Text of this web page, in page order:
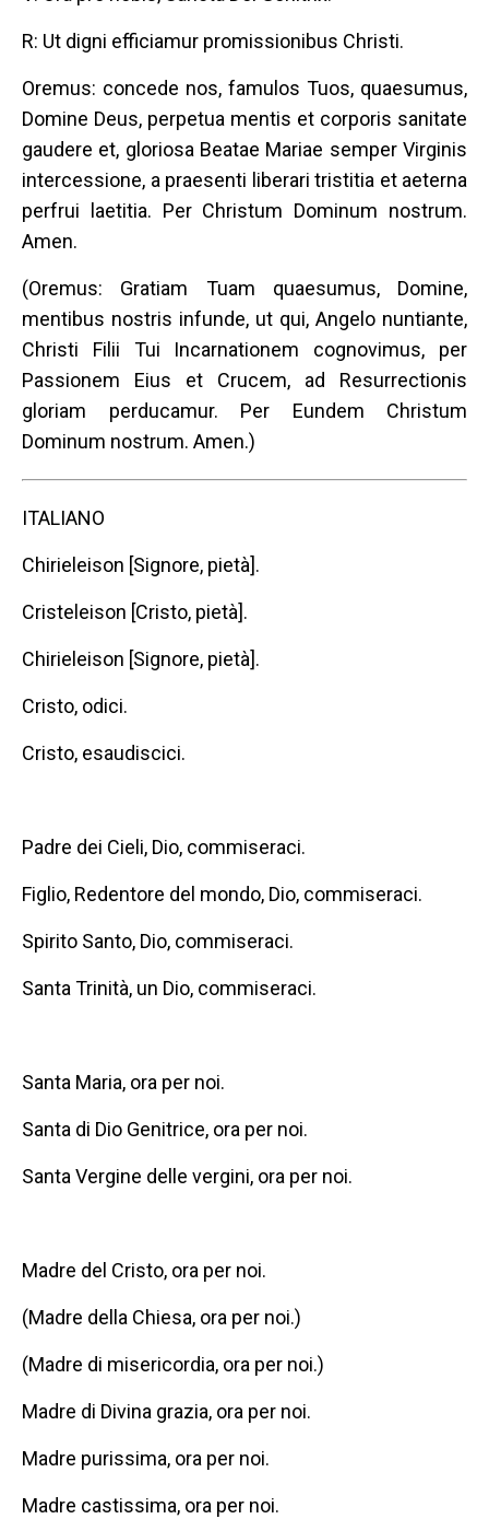
R: Ut digni efficiamur promissionibus Christi.
Oremus: concede nos, famulos Tuos, quaesumus,
Domine Deus, perpetua mentis et corporis sanitate
gaudere et, gloriosa Beatae Mariae semper Virginis
intercessione, a praesenti liberari tristitia et aeterna
perfrui laetitia. Per Christum Dominum nostrum.
Amen.
(Oremus: Gratiam Tuam quaesumus, Domine,
mentibus nostris infunde, ut qui, Angelo nuntiante,
Christi Filii Tui Incarnationem cognovimus, per
Passionem Eius et Crucem, ad Resurrectionis
gloriam perducamur. Per Eundem Christum
Dominum nostrum. Amen.)
ITALIANO
Chirieleison [Signore, pietà].
Cristeleison [Cristo, pietà].
Chirieleison [Signore, pietà].
Cristo, odici.
Cristo, esaudiscici.
Padre dei Cieli, Dio, commiseraci.
Figlio, Redentore del mondo, Dio, commiseraci.
Spirito Santo, Dio, commiseraci.
Santa Trinità, un Dio, commiseraci.
Santa Maria, ora per noi.
Santa di Dio Genitrice, ora per noi.
Santa Vergine delle vergini, ora per noi.
Madre del Cristo, ora per noi.
(Madre della Chiesa, ora per noi.)
(Madre di misericordia, ora per noi.)
Madre di Divina grazia, ora per noi.
Madre purissima, ora per noi.
Madre castissima, ora per noi.